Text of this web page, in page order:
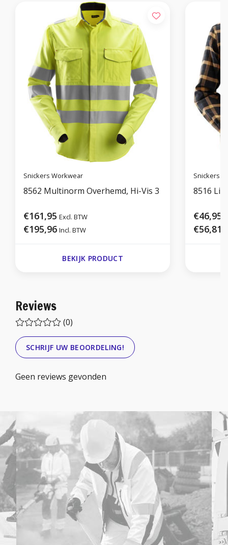
Snickers Workwear
8562 Multinorm Overhemd, Hi-Vis 3
€161,95 Excl. BTW
€195,96 Incl. BTW
BEKIJK PRODUCT
Snickers
8516
€46,95
€56,81
Reviews
(0)
SCHRIJF UW BEOORDELING!
Geen reviews gevonden